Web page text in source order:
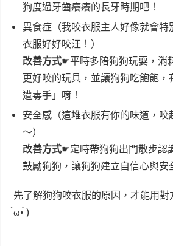
狗度過牙齒癢癢的長牙時期吧！
異食症（我咬衣服主人好像就會特
衣服好好咬汪！）
改善方式☛平時多陪狗狗玩耍，消
更好咬的玩具，並讓狗狗吃飽飽，
遭毒手」唷！
安全感（這堆衣服有你的味道，咬
～）
改善方式☛定時帶狗狗出門散步認
鼓勵狗狗，讓狗狗建立自信心與安
先了解狗狗咬衣服的原因，才能用對
̀ω•́ )